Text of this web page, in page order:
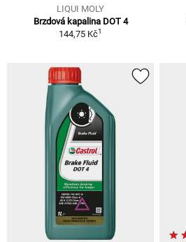
LIQUI MOLY
Brzdová kapalina DOT 4
144,75 Kč1